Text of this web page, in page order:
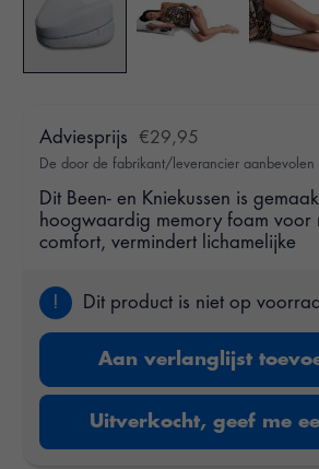
Adviesprijs €29,95
De door de fabrikant/leverancier aanbevolen
Dit Been- en Kniekussen is
hoogwaardig memory foam voor
comfort, vermindert lichamelijke
! Dit product is niet op
Aan verlanglijst
Uitverkocht, geef me